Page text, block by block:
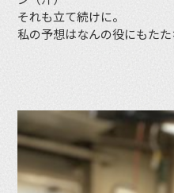
それも立て続けに。
私の予想はなんの役にもたた